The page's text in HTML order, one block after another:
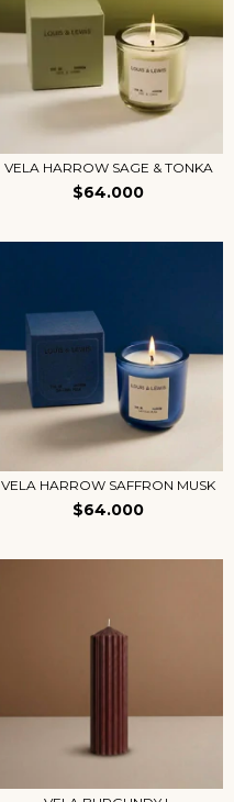
VELA HARROW SAGE & TONKA
$64.000
VELA HARROW SAFFRON MUSK
$64.000